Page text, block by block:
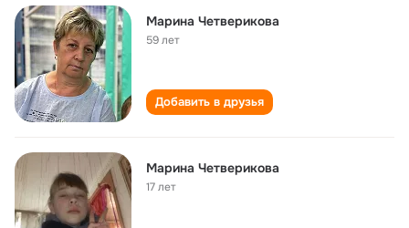
Марина Четверикова
59 лет
Добавить в друзья
Марина Четверикова
17 лет